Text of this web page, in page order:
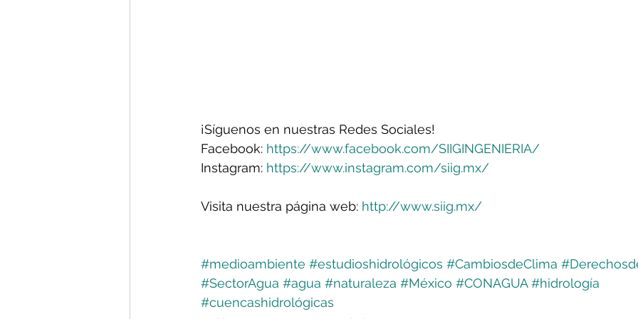
¡Síguenos en nuestras Redes Sociales!
Facebook: https://www.facebook.com/SIIGINGENIERIA/
Instagram: https://www.instagram.com/siig.mx/
Visita nuestra página web: http://www.siig.mx/
#medioambiente #estudioshidrológicos #CambiosdeClima
#SectorAgua #agua #naturaleza #México #CONAGUA #hidrología
#cuencashidrológicas